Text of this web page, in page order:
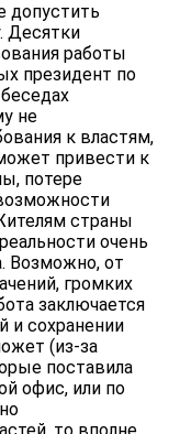
допустить
Десятки
работы
президент по
не
к властям,
привести к
потере
страны
очень
Возможно, от
громких
заключается
и сохранении
(из-за
поставила
офис, или по